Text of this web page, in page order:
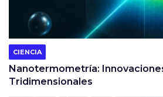
CIENCIA
Nanotermometría:
Tridimensionales